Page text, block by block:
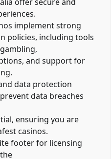
implement strong
policies, including tools
and support for
data protection
data breaches
ensuring you are
casinos.
footer for licensing